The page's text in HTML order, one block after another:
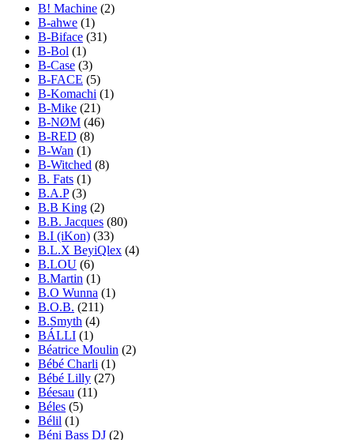
B! Machine (2)
B-ahwe (1)
B-Biface (31)
B-Bol (1)
B-Case (3)
B-FACE (5)
B-Komachi (1)
B-Mike (21)
B-NØM (46)
B-RED (8)
B-Wan (1)
B-Witched (8)
B. Fats (1)
B.A.P (3)
B.B King (2)
B.B. Jacques (80)
B.I (iKon) (33)
B.L.X BeyiQlex (4)
B.LOU (6)
B.Martin (1)
B.O Wunna (1)
B.O.B. (211)
B.Smyth (4)
BÁLLI (1)
Béatrice Moulin (2)
Bébé Charli (1)
Bébé Lilly (27)
Béesau (11)
Béles (5)
Bélil (1)
Béni Bass DJ (2)